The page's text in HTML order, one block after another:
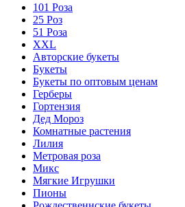
101 Роза
25 Роз
51 Роза
XXL
Авторские букеты
Букеты
Букеты по оптовым ценам
Герберы
Гортензия
Дед Мороз
Комнатные растения
Лилия
Метровая роза
Микс
Мягкие Игрушки
Пионы